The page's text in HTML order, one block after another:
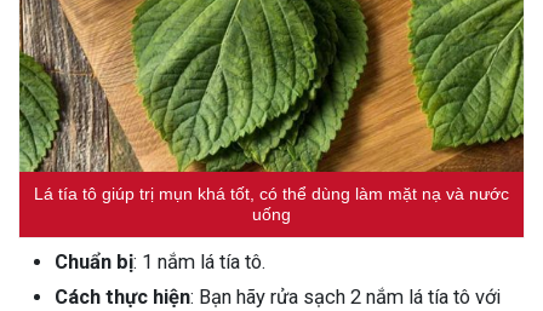
Lá tía tô giúp trị mụn khá tốt, có thể dùng làm mặt nạ và nước
uống
Chuẩn bị: 1 nắm lá tía tô.
Cách thực hiện: Bạn hãy rửa sạch 2 nắm lá tía tô với